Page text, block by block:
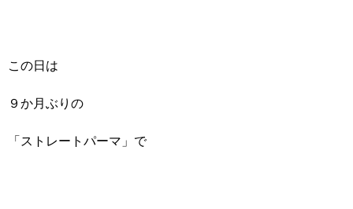
この日は
９か月ぶりの
「ストレートパーマ」で